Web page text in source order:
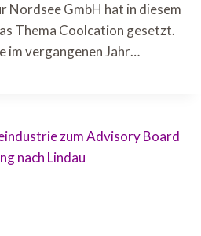
Nordsee GmbH hat in diesem
Thema Coolcation gesetzt.
im vergangenen Jahr…